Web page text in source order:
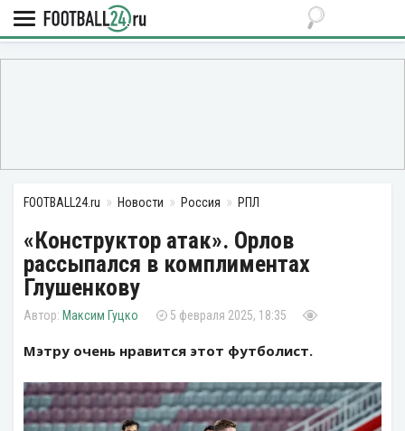
FOOTBALL24.ru Новости Россия РПЛ
«Конструктор атак». Орлов
рассыпался в комплиментах
Глушенкову
Максим Гуцко 5 февраля 2025, 18:35
Мэтру очень нравится этот футболист.